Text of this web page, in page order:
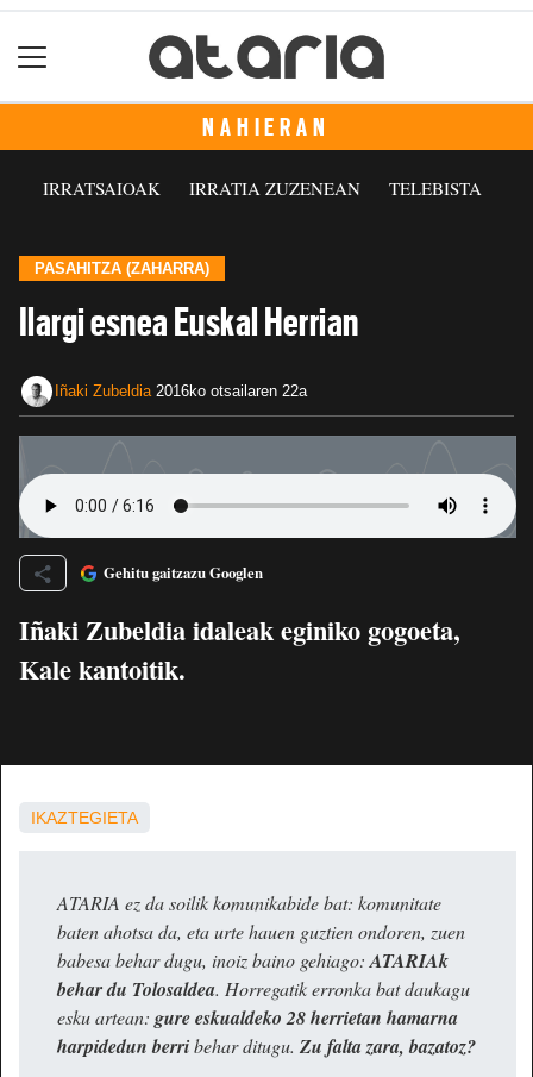
NAHIERAN
IRRATSAIOAK IRRATIA ZUZENEAN TELEBISTA
PASAHITZA (ZAHARRA)
Ilargi esnea Euskal Herrian
Iñaki Zubeldia 2016ko otsailaren 22a
Gehitu gaitzazu Googlen
Iñaki Zubeldia idaleak eginiko gogoeta,
Kale kantoitik.
IKAZTEGIETA
ATARIA ez da soilik komunikabide bat: komunitate
baten ahotsa da, eta urte hauen guztien ondoren, zuen
babesa behar dugu, inoiz baino gehiago:ATARIAk
behar du Tolosaldea. Horregatik erronka bat daukagu
esku artean: gure eskualdeko 28 herrietan hamarna
harpidedun berribehar ditugu. Zu falta zara, bazatoz?